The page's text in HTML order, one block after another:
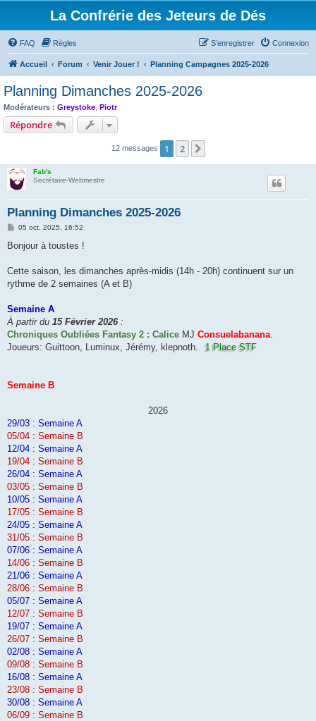
La Confrérie des Jeteurs de Dés
FAQ Règles Connexion
S’enregistrer
Accueil Forum Venir Jouer ! Planning Campagnes 2025-2026
Planning Dimanches 2025-2026
Modérateurs : Greystoke Piotr
Répondre
12 messages 1 2
Fab's
Secrétaire-Webmestre
Planning Dimanches 2025-2026
M
s
g
05 oct. 2025, 16:52
Bonjour à toustes !
Cette saison, les dimanches après-midis (14h - 20h) continuent sur un
rythme de 2 semaines (A et B)
Semaine A
À partir du 15 Février 2026:
Chroniques Oubliées Fantasy 2 : Calice MJ Consuelabanana
Joueurs: Guittoon, Luminux, Jérémy, klepnoth.
1 Place STF
Semaine B
2026
29/03 : Semaine A
05/04 : Semaine B
12/04 : Semaine A
19/04 : Semaine B
26/04 : Semaine A
03/05 : Semaine B
10/05 : Semaine A
17/05 : Semaine B
24/05 : Semaine A
31/05 : Semaine B
07/06 : Semaine A
14/06 : Semaine B
21/06 : Semaine A
28/06 : Semaine B
05/07 : Semaine A
12/07 : Semaine B
19/07 : Semaine A
26/07 : Semaine B
02/08 : Semaine A
09/08 : Semaine B
16/08 : Semaine A
23/08 : Semaine B
30/08 : Semaine A
06/09 : Semaine B